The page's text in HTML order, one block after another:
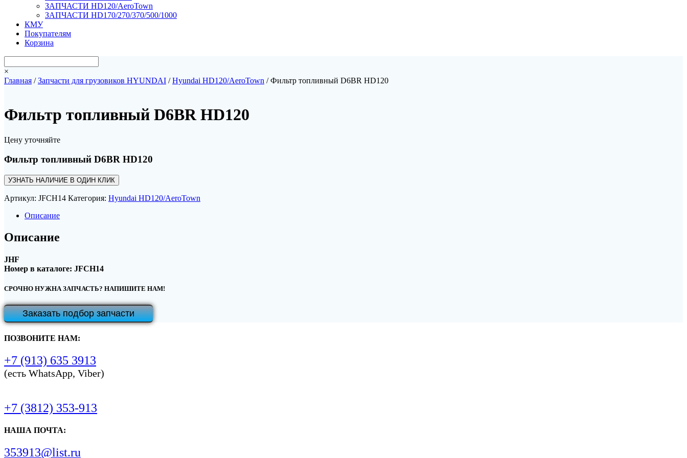
ЗАПЧАСТИ HD120/AeroTown
ЗАПЧАСТИ HD170/270/370/500/1000
КМУ
Покупателям
Корзина
×
Главная /Запчасти для грузовиков HYUNDAI /Hyundai HD120/AeroTown / Фильтр топливный D6BR HD120
Фильтр топливный D6BR HD120
Цену уточняйте
Фильтр топливный D6BR HD120
УЗНАТЬ НАЛИЧИЕ В ОДИН КЛИК
Артикул: JFCH14 Категория: Hyundai HD120/AeroTown
Описание
Описание
JHF
Номер в каталоге: JFCH14
СРОЧНО НУЖНА ЗАПЧАСТЬ? НАПИШИТЕ НАМ!
Заказать подбор запчасти
ПОЗВОНИТЕ НАМ:
+7 (913) 635 3913
(есть WhatsApp, Viber)
+7 (3812) 353-913
НАША ПОЧТА:
353913@list.ru